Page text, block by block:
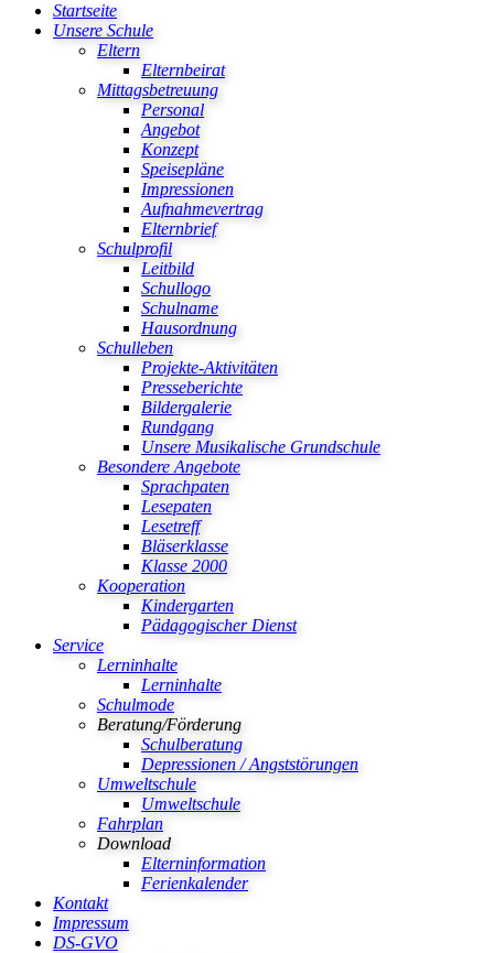
Startseite
Unsere Schule
Eltern
Elternbeirat
Mittagsbetreuung
Personal
Angebot
Konzept
Speisepläne
Impressionen
Aufnahmevertrag
Elternbrief
Schulprofil
Leitbild
Schullogo
Schulname
Hausordnung
Schulleben
Projekte-Aktivitäten
Presseberichte
Bildergalerie
Rundgang
Unsere Musikalische Grundschule
Besondere Angebote
Sprachpaten
Lesepaten
Lesetreff
Bläserklasse
Klasse 2000
Kooperation
Kindergarten
Pädagogischer Dienst
Service
Lerninhalte
Lerninhalte
Schulmode
Beratung/Förderung
Schulberatung
Depressionen / Angststörungen
Umweltschule
Umweltschule
Fahrplan
Download
Elterninformation
Ferienkalender
Kontakt
Impressum
DS-GVO